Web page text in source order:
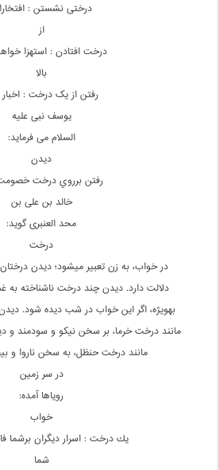
درختی نشستن :
از
درخت افتادن : استهزا
بالا
رفتن از یک درخت :
یوسف نبی علیه
السلام می فرماید:
دیدن
رفتن برروي درخت
خالد بن علی بن
محد العنبری گوید:
درخت
در خواب، به زن تعبیر میشود؛ دیدن درختان
دلالت دارد. دیدن چند درخت ناشناخته به
بهویژه، اگر این خواب در شب دیده شود.
مانند درخت خرما، بر سخن نیکو و سودمند و
مانند درخت حنظل، به سخن ناروا و
در سر زمین
رویاها آمده:
خواب
يك درخت : اسرار ديگران برشما
شما